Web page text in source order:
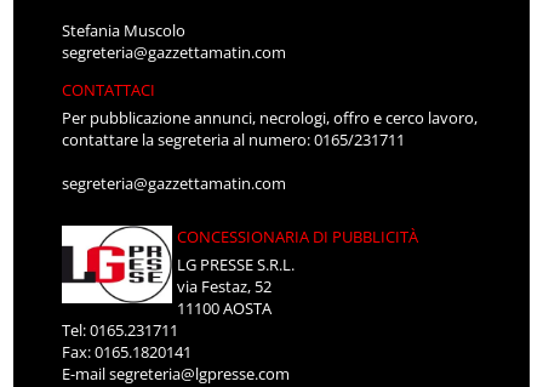
Stefania Muscolo
segreteria@gazzettamatin.com
CONTATTACI
Per pubblicazione annunci, necrologi, offro e cerco lavoro,
contattare la segreteria al numero: 0165/231711
segreteria@gazzettamatin.com
CONCESSIONARIA DI PUBBLICITÀ
LG PRESSE S.R.L.
via Festaz, 52
11100 AOSTA
Tel: 0165.231711
Fax: 0165.1820141
E-mailsegreteria@lgpresse.com